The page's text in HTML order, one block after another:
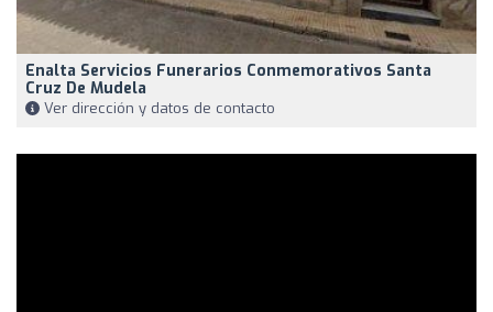
Enalta Servicios Funerarios Conmemorativos Santa
Cruz De Mudela
Ver dirección y datos de contacto